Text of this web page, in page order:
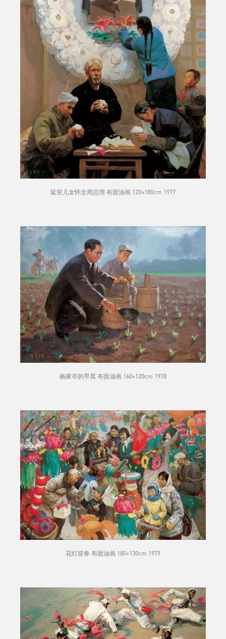
延安儿女怀念周总理 布面油画 120×180cm 1977
杨家岑的早晨 布面油画 160×120cm 1978
花灯迎春 布面油画 180×130cm 1979